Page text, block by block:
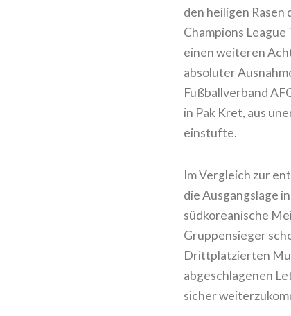
den heiligen Rasen
Champions
einen weiteren
absoluter
Fußballverband
in Pak Kret, aus
einstufte.
Im Vergleich zur
die Ausgangslage
südkoreanische
Gruppensieger
Drittplatzierten
abgeschlagenen
sicher